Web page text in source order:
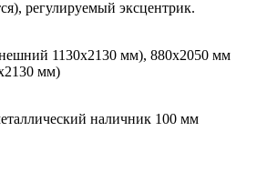
регулируемый эксцентрик.
1130х2130 мм), 880х2050 мм
мм)
наличник 100 мм